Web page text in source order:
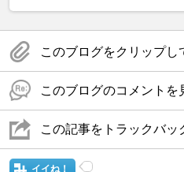
このブログをクリップし
このブログのコメントを
この記事をトラックバッ
イイね！